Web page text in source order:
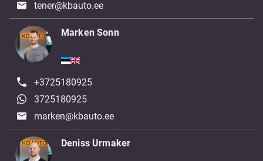
tener@kbauto.ee
Marken Sonn
+3725180925
3725180925
marken@kbauto.ee
Deniss Urmaker